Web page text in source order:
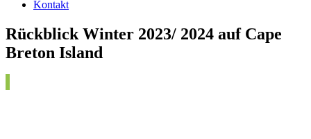
Kontakt
Rückblick Winter 2023/ 2024 auf Cape
Breton Island